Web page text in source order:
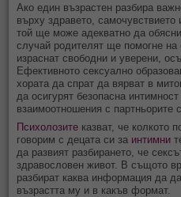
Ако един възрастен разбира
върху здравето, самочувствието
той ще може адекватно да
случай родителят ще помогне
израснат свободни и уверени,
Ефективното сексуално
хората да спрат да вярват в
да осигурят безопасна
взаимоотношения с партньорите
Психолозите казват, че колкото
говорим с децата си за интимни
да развият разбирането, че
здравословен живот. В същото
разбират каква информация да
възрастта му и в какъв формат.